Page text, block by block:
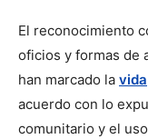
El reconocimiento
oficios y formas de
han marcado la vida
acuerdo con lo
comunitario y el